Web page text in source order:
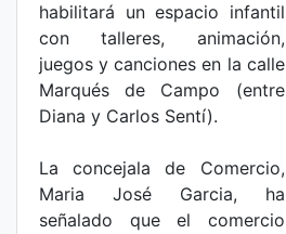
habilitará un espacio infantil
con talleres, animación,
juegos y canciones en la calle
Marqués de Campo (entre
Diana y Carlos Sentí).
La concejala de Comercio,
Maria José Garcia, ha
señalado que el comercio